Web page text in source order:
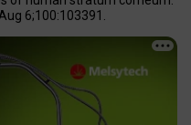
6;100:103391.